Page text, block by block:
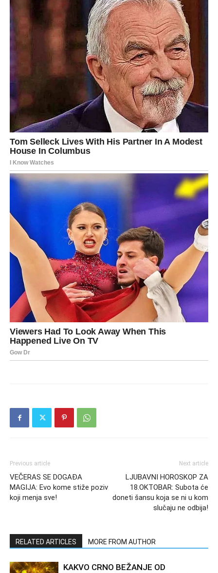
Previous article
VEČERAS SE DOGAĐA
MAGIJA: Evo kome stiže poziv
koji menja sve!
Next article
LJUBAVNI HOROSKOP ZA
18.OKTOBAR: Subota će
doneti šansu koja se ni u kom
slučaju ne odbija!
RELATED ARTICLES MORE FROM AUTHOR
KAKVO CRNO BEŽANJE OD